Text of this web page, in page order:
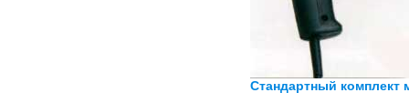
Стандартный комплект